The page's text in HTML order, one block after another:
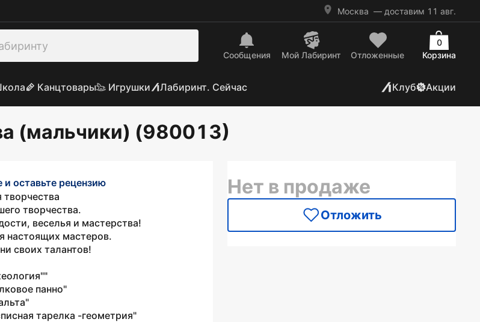
Москва — доставим 11 авг.
Сообщения Mой Лабиринт Отложенные Корзина
0
Канцтовары Игрушки Лабиринт. Сейчас Клуб Акции
(мальчики) (980013)
и оставьте рецензию
творчества
творчества.
веселья и мастерства!
настоящих мастеров.
своих талантов!
панно"
тарелка -геометрия"
Нет в продаже
Отложить